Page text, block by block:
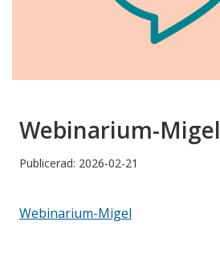
Webinarium-Migel
Publicerad: 2026-02-21
Webinarium-Migel